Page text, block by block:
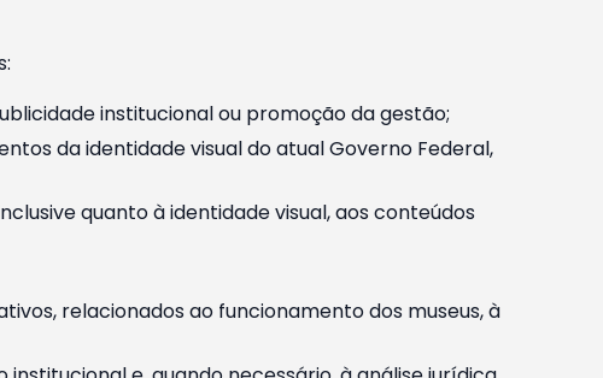
institucional ou promoção da gestão;
da identidade visual do atual Governo Federal,
quanto à identidade visual, aos conteúdos
relacionados ao funcionamento dos museus, à